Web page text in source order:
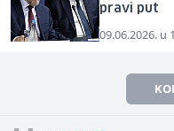
pravi put
09.06.2026. u